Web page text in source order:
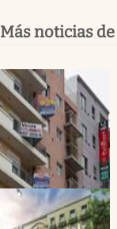
Más noticias de